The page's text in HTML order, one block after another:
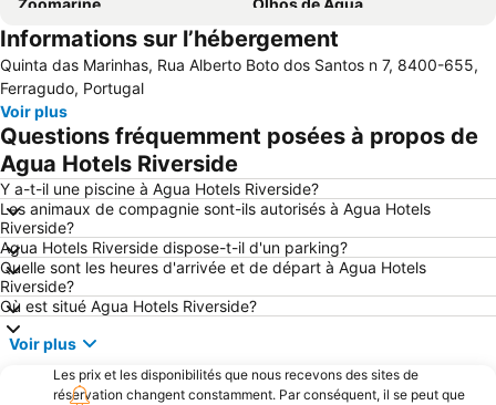
Zoomarine
Olhos de Água
Praia de Armação de Pêra
Albufeira Train Station
Galé Beach
Marina Vilamoura
Carvoeiro
Meia Praia
AlgarveShopping
Stade de l'Algarve
Port de Plaisance de Lagos
Marine de Portimão
Zambujeira do Mar beach
Benagil Beach
Pinhão beach
Plage de Marinha
Falesia Beach
Aveiros
do Vau
Pointe de la Piété
Maria Luísa Beach
Informations sur l’hébergement
Quinta das Marinhas, Rua Alberto Boto dos Santos n 7, 8400-655,
Ferragudo, Portugal
Voir plus
Questions fréquemment posées à propos de
Agua Hotels Riverside
Y a-t-il une piscine à Agua Hotels Riverside?
Les animaux de compagnie sont-ils autorisés à Agua Hotels
Riverside?
Agua Hotels Riverside dispose-t-il d'un parking?
Quelle sont les heures d'arrivée et de départ à Agua Hotels
Riverside?
Où est situé Agua Hotels Riverside?
Voir plus
Les prix et les disponibilités que nous recevons des sites de
réservation changent constamment. Par conséquent, il se peut que